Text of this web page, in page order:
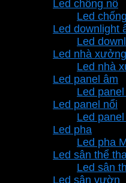
Led chống nổ
Led
Led downlight
Led
Led nhà xưởng
Led nhà
Led panel âm
Led
Led panel nổi
Led
Led pha
Led pha
Led sân thể
Led sân
Led sân vườn